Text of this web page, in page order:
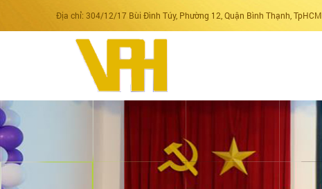
Địa chỉ: 304/12/17 Bùi Đình Túy, Phường 12, Quận Bình Thạnh, TpHCM